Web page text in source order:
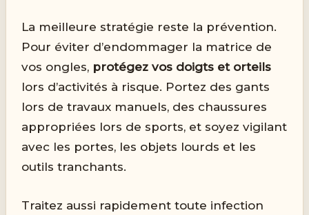
La meilleure stratégie reste la prévention.
Pour éviter d’endommager la matrice de
vos ongles, protégez vos doigts et orteils
lors d’activités à risque. Portez des gants
lors de travaux manuels, des chaussures
appropriées lors de sports, et soyez vigilant
avec les portes, les objets lourds et les
outils tranchants.
Traitez aussi rapidement toute infection